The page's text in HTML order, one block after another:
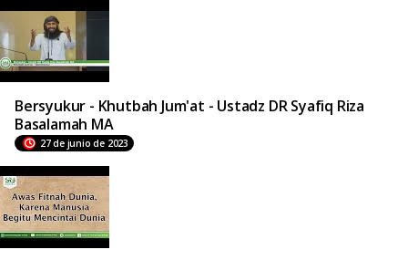
Bersyukur - Khutbah Jum'at - Ustadz DR Syafiq Riza
Basalamah MA
27 de junio de 2023